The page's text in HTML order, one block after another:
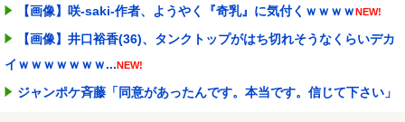
【画像】咲-saki-作者、ようやく『奇乳』に気付くｗｗｗｗNEW!
【画像】井口裕香(36)、タンクトップがはち切れそうなくらいデカ
イｗｗｗｗｗｗｗ...NEW!
ジャンポケ斉藤「同意があったんです。本当です。信じて下さい」